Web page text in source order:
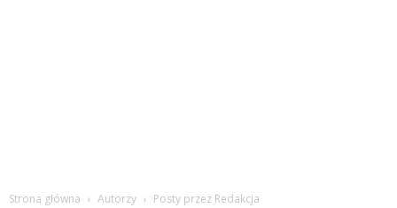
Strona główna Autorzy Posty przez Redakcja